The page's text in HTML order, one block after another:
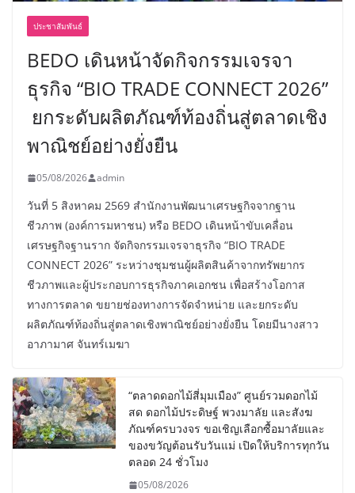
ประชาสัมพันธ์
BEDO เดินหน้าจัดกิจกรรมเจรจา
ธุรกิจ “BIO TRADE CONNECT 2026”
ยกระดับผลิตภัณฑ์ท้องถิ่นสู่ตลาดเชิง
พาณิชย์อย่างยั่งยืน
05/08/2026 admin
วันที่ 5 สิงหาคม 2569 สำนักงานพัฒนาเศรษฐกิจจากฐาน
ชีวภาพ (องค์การมหาชน) หรือ BEDO เดินหน้าขับเคลื่อน
เศรษฐกิจฐานราก จัดกิจกรรมเจรจาธุรกิจ “BIO TRADE
CONNECT 2026” ระหว่างชุมชนผู้ผลิตสินค้าจากทรัพยากร
ชีวภาพและผู้ประกอบการธุรกิจภาคเอกชน เพื่อสร้างโอกาส
ทางการตลาด ขยายช่องทางการจัดจำหน่าย และยกระดับ
ผลิตภัณฑ์ท้องถิ่นสู่ตลาดเชิงพาณิชย์อย่างยั่งยืน โดยมีนางสาว
อาภามาศ จันทร์เมฆา
“ตลาดดอกไม้สี่มุมเมือง” ศูนย์รวมดอกไม้
สด ดอกไม้ประดิษฐ์ พวงมาลัย และสังฆ
ภัณฑ์ครบวงจร ขอเชิญเลือกซื้อมาลัยและ
ของขวัญต้อนรับวันแม่ เปิดให้บริการทุกวัน
ตลอด 24 ชั่วโมง
05/08/2026